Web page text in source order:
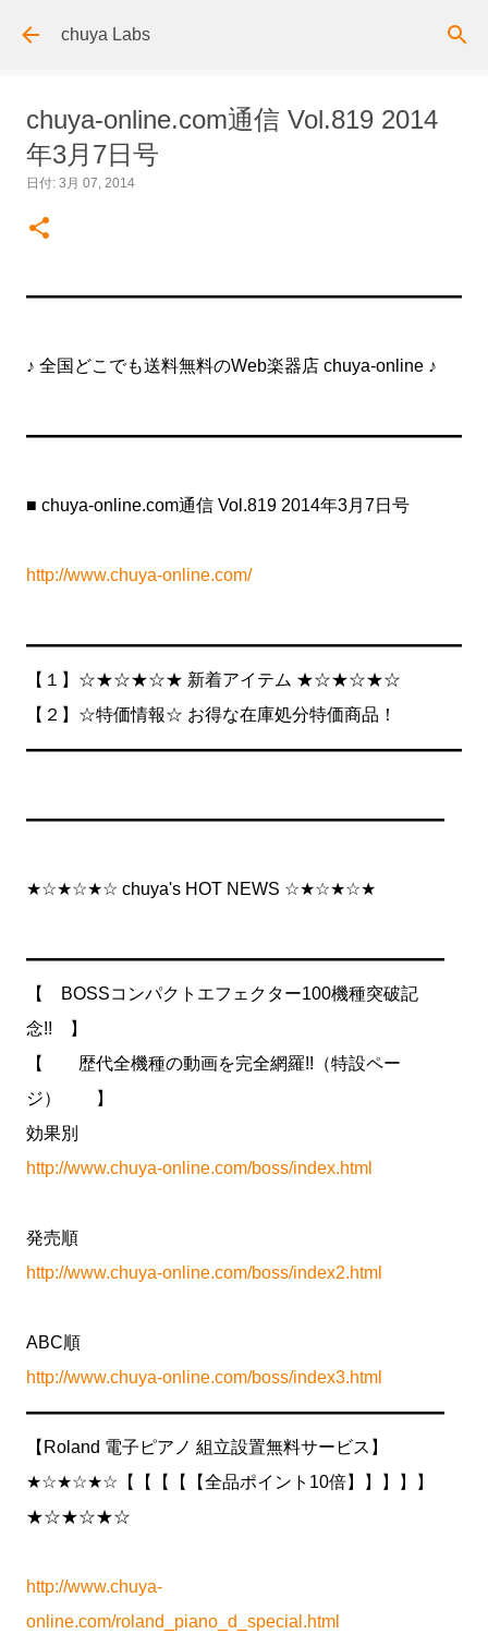
スキップしてメイン コンテンツに移動
chuya Labs
chuya-online.com通信 Vol.819 2014
年3月7日号
日付: 3月 07, 2014
━━━━━━━━━━━━━━━━━━━━━━━━━
♪ 全国どこでも送料無料のWeb楽器店 chuya-online ♪
━━━━━━━━━━━━━━━━━━━━━━━━━
■ chuya-online.com通信 Vol.819 2014年3月7日号
http://www.chuya-online.com/
━━━━━━━━━━━━━━━━━━━━━━━━━
【１】☆★☆★☆★ 新着アイテム ★☆★☆★☆
【２】☆特価情報☆ お得な在庫処分特価商品！
━━━━━━━━━━━━━━━━━━━━━━━━━
━━━━━━━━━━━━━━━━━━━━━━━━
★☆★☆★☆ chuya's HOT NEWS ☆★☆★☆★
━━━━━━━━━━━━━━━━━━━━━━━━
【 BOSSコンパクトエフェクター100機種突破記
念!! 】
【 歴代全機種の動画を完全網羅!!（特設ペー
ジ） 】
効果別
http://www.chuya-online.com/boss/index.html
発売順
http://www.chuya-online.com/boss/index2.html
ABC順
http://www.chuya-online.com/boss/index3.html
━━━━━━━━━━━━━━━━━━━━━━━━
【Roland 電子ピアノ 組立設置無料サービス】
★☆★☆★☆【【【【【全品ポイント10倍】】】】】
★☆★☆★☆
http://www.chuya-
online.com/roland_piano_d_special.html